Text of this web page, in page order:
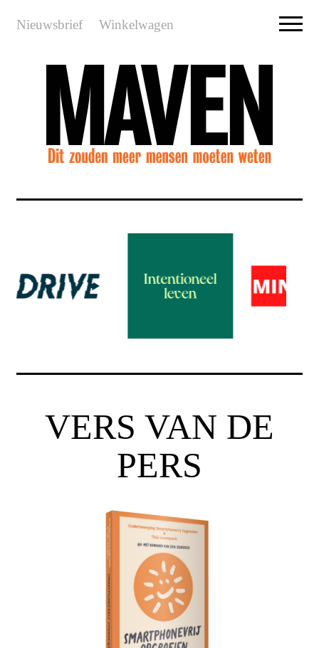
Nieuwsbrief Winkelwagen
VERS VAN DE
PERS